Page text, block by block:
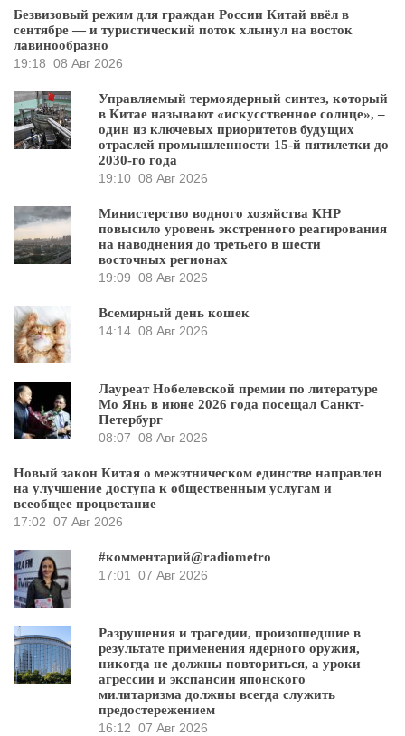
Безвизовый режим для граждан России Китай ввёл в
сентябре — и туристический поток хлынул на восток
лавинообразно
19:18 08 Авг 2026
Управляемый термоядерный синтез, который
в Китае называют «искусственное солнце», –
один из ключевых приоритетов будущих
отраслей промышленности 15-й пятилетки до
2030-го года
19:10 08 Авг 2026
Министерство водного хозяйства КНР
повысило уровень экстренного реагирования
на наводнения до третьего в шести
восточных регионах
19:09 08 Авг 2026
Всемирный день кошек
14:14 08 Авг 2026
Лауреат Нобелевской премии по литературе
Мо Янь в июне 2026 года посещал Санкт-
Петербург
08:07 08 Авг 2026
Новый закон Китая о межэтническом единстве направлен
на улучшение доступа к общественным услугам и
всеобщее процветание
17:02 07 Авг 2026
#комментарий@radiometro
17:01
07 Авг 2026
Разрушения и трагедии, произошедшие в
результате применения ядерного оружия,
никогда не должны повториться, а уроки
агрессии и экспансии японского
милитаризма должны всегда служить
предостережением
16:12 07 Авг 2026